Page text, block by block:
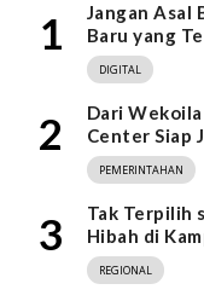
1
Jangan Asal
Baru yang
DIGITAL
2
Dari
Center Siap
PEMERINTAHAN
3
Tak Terpilih
Hibah di
REGIONAL